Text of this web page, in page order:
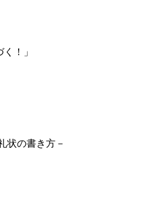
！」
状の書き方－